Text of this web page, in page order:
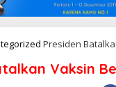
Presiden
Vaksin